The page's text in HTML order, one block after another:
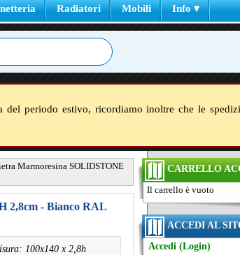
Radiatori Mobili Info ▾
del periodo estivo, ricordiamo inoltre che le
CARRELLO
Il carrello è vuoto
ACCEDI AL
Accedi (Login)
Marmoresina SOLIDSTONE
2,8cm - Bianco RAL
100x140 x 2,8h